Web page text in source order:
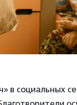
в социальных